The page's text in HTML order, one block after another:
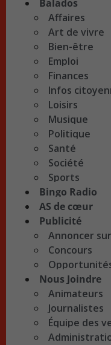
Balados
Affaires
Art de vivre
Bien-être
Emploi
Finances
Infos
Loisirs
Musique
Politique
Santé
Société
Sports
Bingo Radio
AS de cœur
Publicité
Annoncer
Concours
Nous Joindre
Animateurs
Journalistes
Équipe des